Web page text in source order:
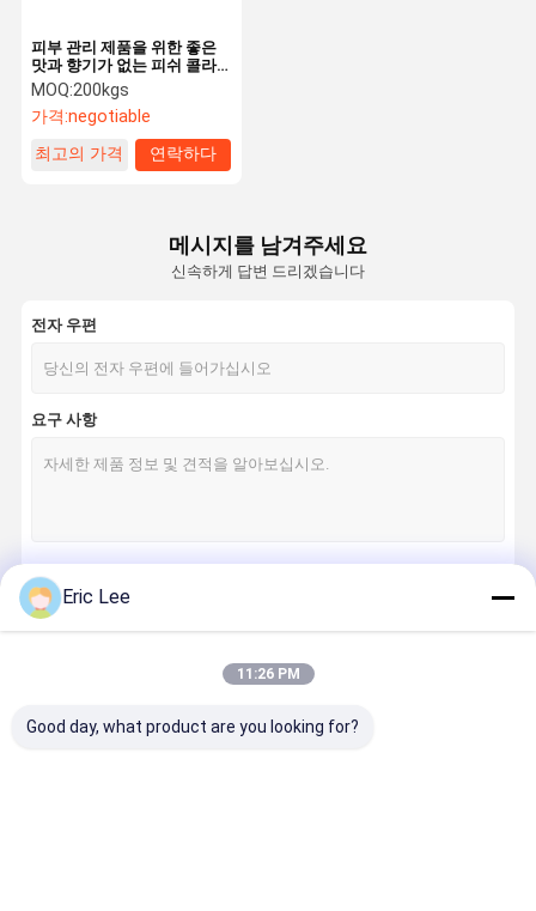
피부 관리 제품을 위한 좋은
맛과 향기가 없는 피쉬 콜라
겐 트리펩티드 입상
MOQ:200kgs
가격:negotiable
최고의 가격
연락하다
메시지를 남겨주세요
신속하게 답변 드리겠습니다
전자 우편
요구 사항
Eric Lee
11:26 PM
Good day, what product are you looking for?